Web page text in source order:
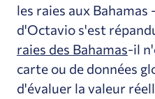
les raies aux
d'Octavio s'est
raies des Bahamas-il
carte ou de données
d'évaluer la valeur